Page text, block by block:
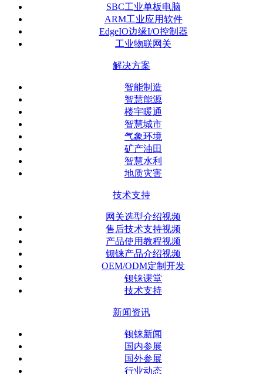
SBC工业单板电脑
ARM工业应用软件
EdgeIO边缘I/O控制器
工业物联网关
解决方案
智能制造
智慧能源
楼宇暖通
智慧城市
气象环境
矿产油田
智慧水利
地质灾害
技术支持
网关选型介绍视频
售后技术支持视频
产品使用教程视频
钡铼产品介绍视频
OEM/ODM定制开发
钡铼课堂
技术支持
新闻资讯
钡铼新闻
国内参展
国外参展
行业动态